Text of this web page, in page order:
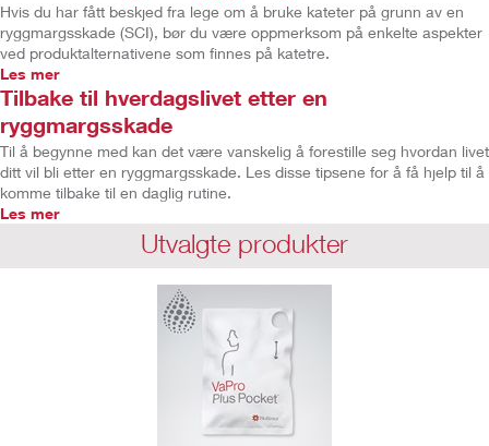
Hvis du har fått beskjed fra lege om å bruke kateter på grunn av en
ryggmargsskade (SCI), bør du være oppmerksom på enkelte aspekter
ved produktalternativene som finnes på katetre.
Les mer
Tilbake til hverdagslivet etter en
ryggmargsskade
Til å begynne med kan det være vanskelig å forestille seg hvordan livet
ditt vil bli etter en ryggmargsskade. Les disse tipsene for å få hjelp til å
komme tilbake til en daglig rutine.
Les mer
Utvalgte produkter